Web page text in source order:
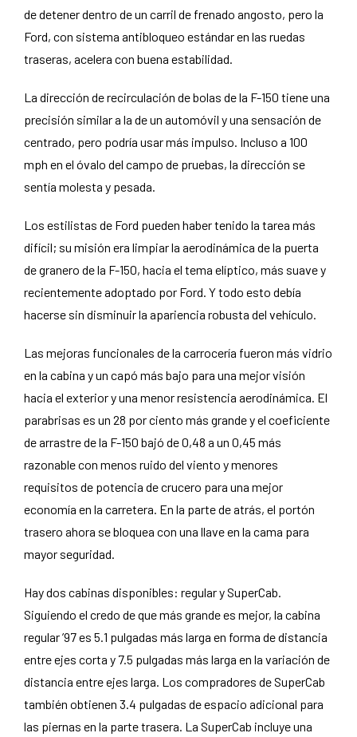
de detener dentro de un carril de frenado angosto, pero la
Ford, con sistema antibloqueo estándar en las ruedas
traseras, acelera con buena estabilidad.
La dirección de recirculación de bolas de la F-150 tiene una
precisión similar a la de un automóvil y una sensación de
centrado, pero podría usar más impulso. Incluso a 100
mph en el óvalo del campo de pruebas, la dirección se
sentía molesta y pesada.
Los estilistas de Ford pueden haber tenido la tarea más
difícil; su misión era limpiar la aerodinámica de la puerta
de granero de la F-150, hacia el tema elíptico, más suave y
recientemente adoptado por Ford. Y todo esto debía
hacerse sin disminuir la apariencia robusta del vehículo.
Las mejoras funcionales de la carrocería fueron más vidrio
en la cabina y un capó más bajo para una mejor visión
hacia el exterior y una menor resistencia aerodinámica. El
parabrisas es un 28 por ciento más grande y el coeficiente
de arrastre de la F-150 bajó de 0,48 a un 0,45 más
razonable con menos ruido del viento y menores
requisitos de potencia de crucero para una mejor
economía en la carretera. En la parte de atrás, el portón
trasero ahora se bloquea con una llave en la cama para
mayor seguridad.
Hay dos cabinas disponibles: regular y SuperCab.
Siguiendo el credo de que más grande es mejor, la cabina
regular ’97 es 5.1 pulgadas más larga en forma de distancia
entre ejes corta y 7.5 pulgadas más larga en la variación de
distancia entre ejes larga. Los compradores de SuperCab
también obtienen 3.4 pulgadas de espacio adicional para
las piernas en la parte trasera. La SuperCab incluye una